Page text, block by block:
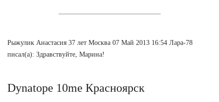
Рыжулик Анастасия 37 лет Москва 07 Май 2013 16:54 Лара-78
писал(а): Здравствуйте, Марина!
Dynatope 10me Красноярск